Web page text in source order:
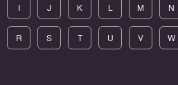
I J K L M N
R S T U V W